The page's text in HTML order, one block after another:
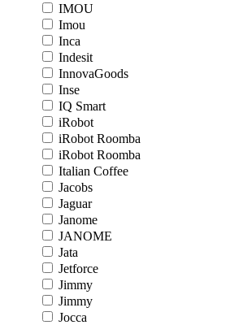
IMOU
Imou
Inca
Indesit
InnovaGoods
Inse
IQ Smart
iRobot
iRobot Roomba
iRobot Roomba
Italian Coffee
Jacobs
Jaguar
Janome
JANOME
Jata
Jetforce
Jimmy
Jimmy
Jocca